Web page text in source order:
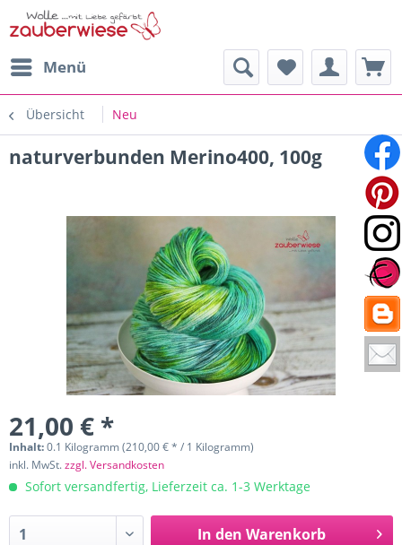
Menü
Übersicht Neu
naturverbunden Merino400, 100g
21,00 € *
Inhalt:0.1 Kilogramm (210,00 € * / 1 Kilogramm)
inkl. MwSt.zzgl. Versandkosten
Sofort versandfertig, Lieferzeit ca. 1-3 Werktage
In den Warenkorb